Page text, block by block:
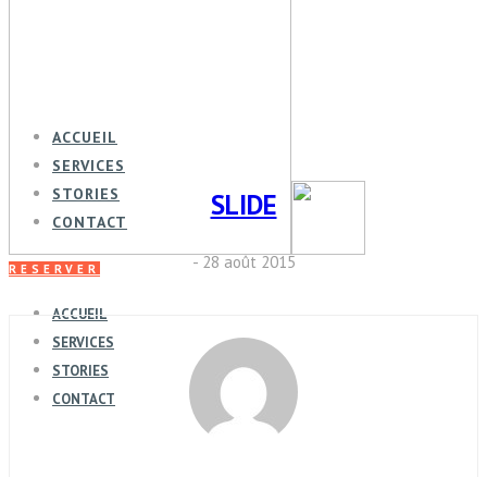
RESERVER
ACCUEIL
SERVICES
STORIES
CONTACT
ACCUEIL
SERVICES
STORIES
CONTACT
SLIDE
- 28 août 2015